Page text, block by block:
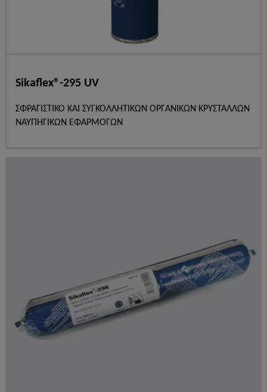
Sikaflex®-295 UV
ΣΦΡΑΓΙΣΤΙΚΟ ΚΑΙ ΣΥΓΚΟΛΛΗΤΙΚΩΝ ΟΡΓΑΝΙΚΩΝ ΚΡΥΣΤΑΛΛΩΝ
ΝΑΥΠΗΓΙΚΩΝ ΕΦΑΡΜΟΓΩΝ